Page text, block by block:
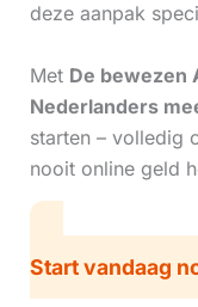
deze aanpak
Met De bewezen
Nederlanders
starten – volledig
nooit online geld
Start vandaag